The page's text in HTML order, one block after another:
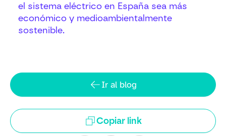
el sistema eléctrico en España sea más
económico y medioambientalmente
sostenible.
Ir al blog
Copiar link